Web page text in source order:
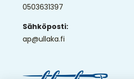
0503631397
Sähköposti:
ap@ullaka.fi